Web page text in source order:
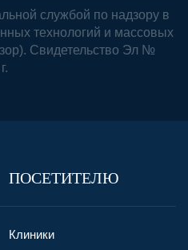
службой по надзору в
технологий и массовых
Свидетельство Эл №
ПОСЕТИТЕЛЮ
Клиники